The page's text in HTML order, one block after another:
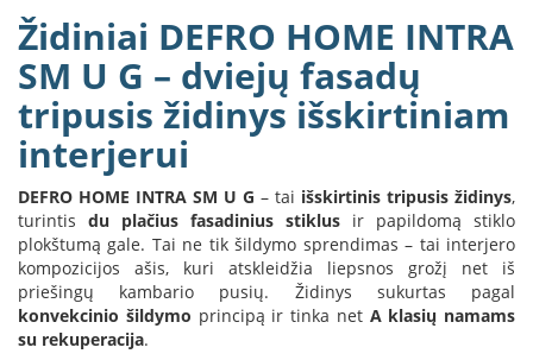
r
o
n
p
H
e
t
a
E
l
e
k
t
Židiniai DEFRO HOME INTRA
SM U G – dviejų fasadų
tripusis židinys išskirtiniam
interjerui
DEFRO HOME INTRA SM U G – tai išskirtinis tripusis židinys,
turintis du plačius fasadinius stiklus ir papildomą stiklo
plokštumą gale. Tai ne tik šildymo sprendimas – tai interjero
kompozicijos ašis, kuri atskleidžia liepsnos grožį net iš
priešingų kambario pusių. Židinys sukurtas pagal
konvekcinio šildymo principą ir tinka net A klasių namams
su rekuperacija.